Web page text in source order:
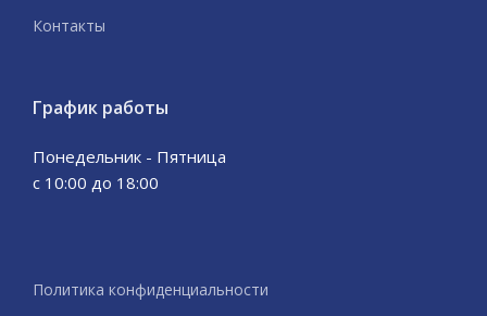
Контакты
График работы
Понедельник - Пятница
с 10:00 до 18:00
Политика конфиденциальности